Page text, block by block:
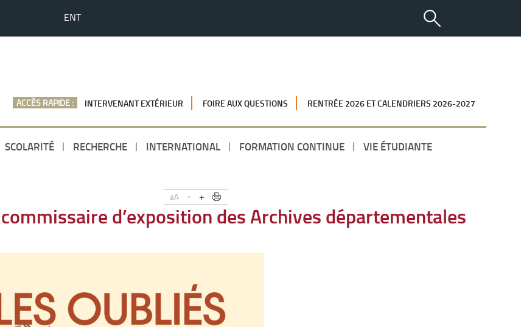
ENT
ACCÈS RAPIDE : INTERVENANT EXTÉRIEUR FOIRE AUX QUESTIONS RENTRÉE 2026 ET CALENDRIERS 2026-2027
SCOLARITÉ RECHERCHE INTERNATIONAL FORMATION CONTINUE VIE ÉTUDIANTE
aA - +
d’exposition des Archives départementales